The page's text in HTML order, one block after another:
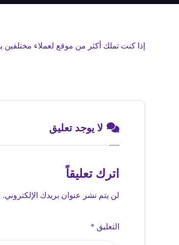
إذا كنت تملك أكثر من موقع لعملاء
لا يوجد تعليق
اترك تعليقاً
لن يتم نشر عنوان بريدك الإلكتروني.
التعليق *